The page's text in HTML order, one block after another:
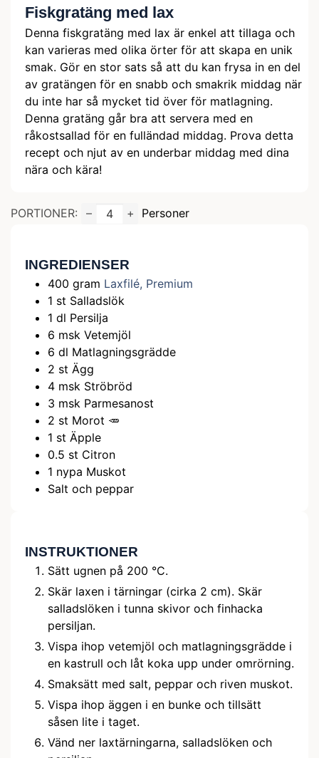
Fiskgratäng med lax
Denna fiskgratäng med lax är enkel att tillaga och
kan varieras med olika örter för att skapa en unik
smak. Gör en stor sats så att du kan frysa in en del
av gratängen för en snabb och smakrik middag när
du inte har så mycket tid över för matlagning.
Denna gratäng går bra att servera med en
råkostsallad för en fulländad middag. Prova detta
recept och njut av en underbar middag med dina
nära och kära!
PORTIONER: – + Personer
INGREDIENSER
400 gram Laxfilé, Premium
1 st Salladslök
1 dl Persilja
6 msk Vetemjöl
6 dl Matlagningsgrädde
2 st Ägg
4 msk Ströbröd
3 msk Parmesanost
2 st Morot 🥕
1 st Äpple
0.5 st Citron
1 nypa Muskot
Salt och peppar
INSTRUKTIONER
Sätt ugnen på 200 °C.
Skär laxen i tärningar (cirka 2 cm). Skär
salladslöken i tunna skivor och finhacka
persiljan.
Vispa ihop vetemjöl och matlagningsgrädde i
en kastrull och låt koka upp under omrörning.
Smaksätt med salt, peppar och riven muskot.
Vispa ihop äggen i en bunke och tillsätt
såsen lite i taget.
Vänd ner laxtärningarna, salladslöken och